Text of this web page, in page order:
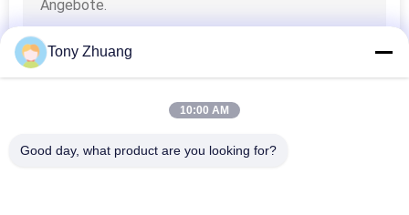
Holzbearbeitungs-
Spray-Stand
10
Tony Zhuang
10:00 AM
Good day, what product are you looking for?